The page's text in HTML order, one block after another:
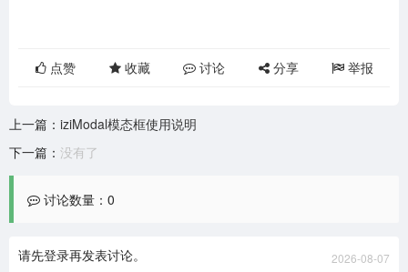
//   { key: 'user-list', label: '用户列
const parents = path.slice(0, -1)  //
const current = path[path.length - 1]
console.log('所有父级:', parents)
console.log('父级keys:', parents.map(p =
console.log('父级labels:', parents.map(p
=> p.label))
          label: item.label
      }
  return findParents(menuOptions, targe
// 使用
点赞 收藏 讨论 分享 举报
上一篇： iziModal模态框使用说明
下一篇： 没有了
讨论数量：0
请先登录再发表讨论。 2026-08-07